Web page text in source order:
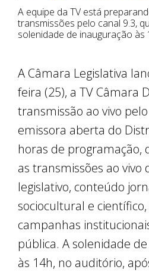
A equipe da TV está
transmissões pelo canal 9.3,
solenidade de inauguração às
A Câmara Legislativa
feira (25), a TV Câmara
transmissão ao vivo
emissora aberta do
horas de programação,
as transmissões ao vivo
legislativo, conteúdo
sociocultural e
campanhas
pública. A solenidade
às 14h, no auditório,